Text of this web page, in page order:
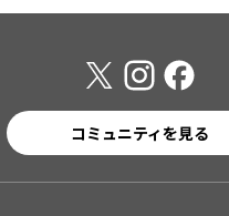
コミュニティを見る